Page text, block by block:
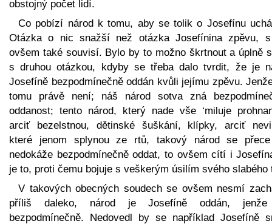
obstojný počet lidí.
Co pobízí národ k tomu, aby se tolik o Josefínu
Otázka o nic snažší než otázka Josefínina zpěvu,
ovšem také souvisí. Bylo by to možno škrtnout a úplně
s druhou otázkou, kdyby se třeba dalo tvrdit, že je
Josefíně bezpodmínečně oddán kvůli jejímu zpěvu.
tomu právě není; náš národ sotva zná
oddanost; tento národ, který nade vše ‘miluje
arciť bezelstnou, dětinské šuškání, klípky, arciť
které jenom splynou ze rtů, takový národ se
nedokáže bezpodmínečně oddat, to ovšem cítí i
je to, proti čemu bojuje s veškerým úsilím svého slabého
V takových obecných soudech se ovšem nesmí
příliš daleko, národ je Josefíně oddán,
bezpodmínečně. Nedovedl by se například Josefíně